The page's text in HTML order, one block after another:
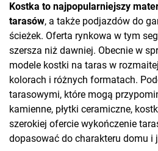
Kostka to najpopularniejszy
tarasów, a także podjazdów do
ścieżek. Oferta rynkowa w tym
szersza niż dawniej. Obecnie w
modele kostki na taras w
kolorach i różnych formatach.
tarasowymi, które mogą
kamienne, płytki ceramiczne,
szerokiej ofercie wykończenie
dopasować do charakteru domu i